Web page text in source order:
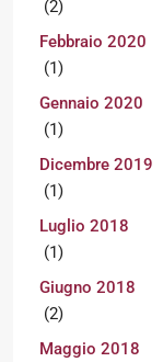
(2)
Febbraio 2020
(1)
Gennaio 2020
(1)
Dicembre 2019
(1)
Luglio 2018
(1)
Giugno 2018
(2)
Maggio 2018